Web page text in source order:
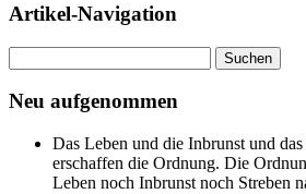
Artikel-Navigation
nach:
Neu aufgenommen
Das Leben und die Inbrunst und
erschaffen die Ordnung. Die
Leben noch Inbrunst noch Streben